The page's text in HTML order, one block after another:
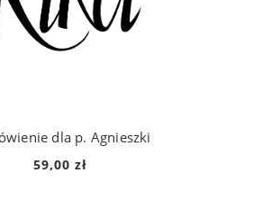
dla p. Agnieszki
59,00 zł